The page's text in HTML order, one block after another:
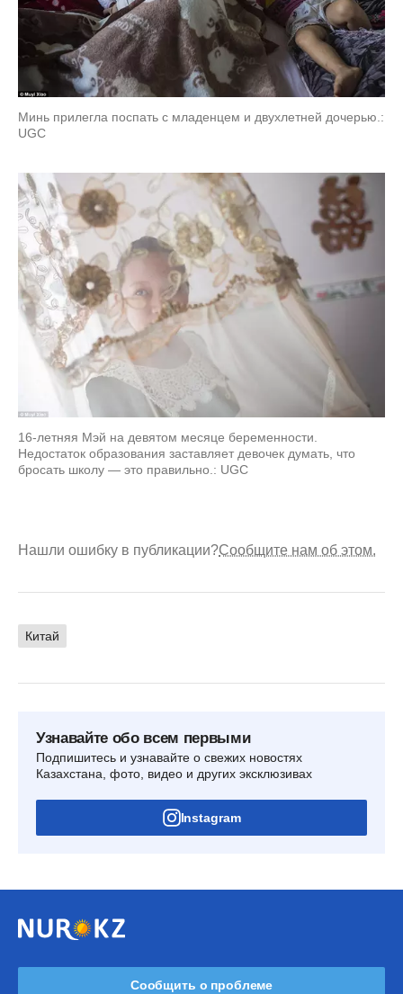
Минь прилегла поспать с младенцем и двухлетней дочерью.:
UGC
16-летняя Мэй на девятом месяце беременности.
Недостаток образования заставляет девочек думать, что
бросать школу — это правильно.: UGC
Нашли ошибку в публикации?Сообщите нам об этом.
Китай
Узнавайте обо всем первыми
Подпишитесь и узнавайте о свежих новостях
Казахстана, фото, видео и других эксклюзивах
Instagram
Сообщить о проблеме